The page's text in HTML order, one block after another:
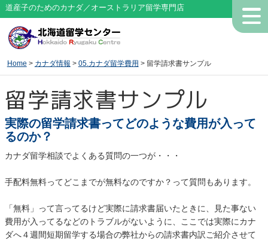
道産子のためのカナダ／オーストラリア留学専門店
Home > カナダ情報 > 05.カナダ留学費用 > 留学請求書サンプル
留学請求書サンプル
実際の留学請求書ってどのような費用が入って
るのか？
カナダ留学相談でよくある質問の一つが・・・
手配料無料ってどこまでが無料なのですか？って質問もあります。
「無料」って言ってるけど実際に請求書届いたときに、見た事ない
費用が入ってるなどのトラブルがないように、ここでは実際にカナ
ダへ４週間短期留学する場合の弊社からの請求書内訳ご紹介させて